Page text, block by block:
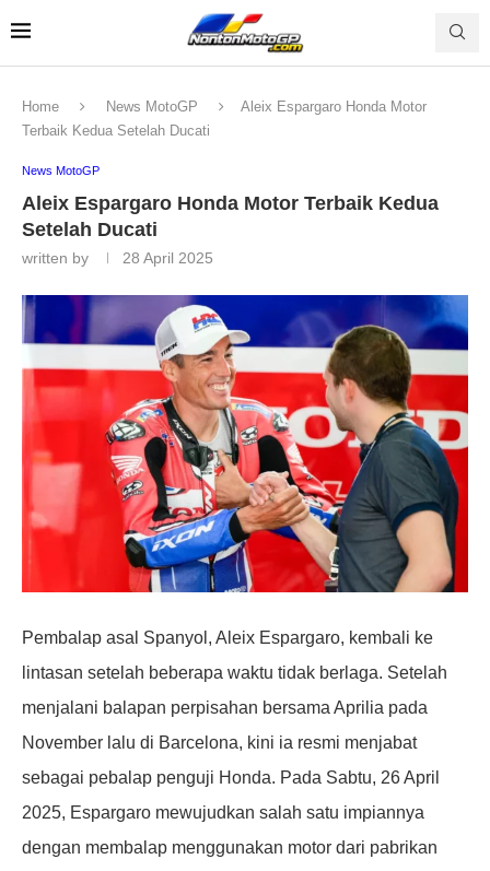
Home News MotoGP
Aleix Espargaro Honda Motor
Terbaik Kedua Setelah Ducati
News MotoGP
Aleix Espargaro Honda Motor Terbaik Kedua
Setelah Ducati
written by 28 April 2025
Pembalap asal Spanyol, Aleix Espargaro, kembali ke
lintasan setelah beberapa waktu tidak berlaga. Setelah
menjalani balapan perpisahan bersama Aprilia pada
November lalu di Barcelona, kini ia resmi menjabat
sebagai pebalap penguji Honda. Pada Sabtu, 26 April
2025, Espargaro mewujudkan salah satu impiannya
dengan membalap menggunakan motor dari pabrikan